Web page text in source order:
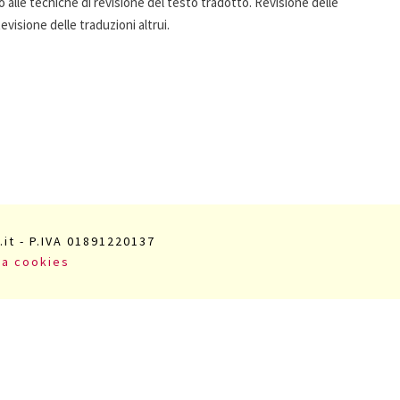
delle traduzioni altrui.
- P.IVA 01891220137
cookies